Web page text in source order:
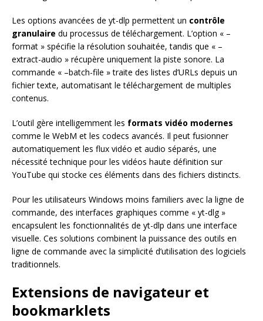
Les options avancées de yt-dlp permettent un contrôle
granulaire du processus de téléchargement. L’option « –
format » spécifie la résolution souhaitée, tandis que « –
extract-audio » récupère uniquement la piste sonore. La
commande « –batch-file » traite des listes d’URLs depuis un
fichier texte, automatisant le téléchargement de multiples
contenus.
L’outil gère intelligemment les formats vidéo modernes
comme le WebM et les codecs avancés. Il peut fusionner
automatiquement les flux vidéo et audio séparés, une
nécessité technique pour les vidéos haute définition sur
YouTube qui stocke ces éléments dans des fichiers distincts.
Pour les utilisateurs Windows moins familiers avec la ligne de
commande, des interfaces graphiques comme « yt-dlg »
encapsulent les fonctionnalités de yt-dlp dans une interface
visuelle. Ces solutions combinent la puissance des outils en
ligne de commande avec la simplicité d’utilisation des logiciels
traditionnels.
Extensions de navigateur et
bookmarklets